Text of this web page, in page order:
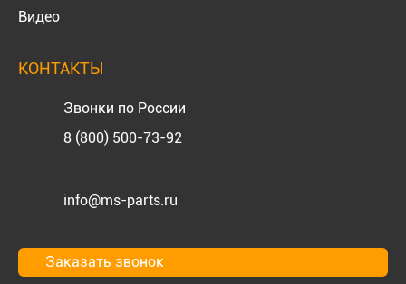
Видео
КОНТАКТЫ
Звонки по России
8 (800) 500-73-92
info@ms-parts.ru
Заказать звонок